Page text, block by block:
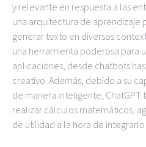
y relevante en respuesta a las
una arquitectura de
generar texto en diversos
una herramienta poderosa para
aplicaciones, desde chatbots
creativo. Además, debido a su
de manera inteligente,
realizar cálculos matemáticos,
de utilidad a la hora de